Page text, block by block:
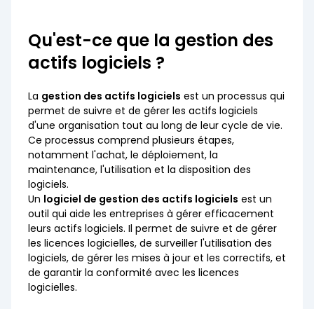
Qu'est-ce que la gestion des
actifs logiciels ?
La gestion des actifs logiciels est un processus qui
permet de suivre et de gérer les actifs logiciels
d'une organisation tout au long de leur cycle de vie.
Ce processus comprend plusieurs étapes,
notamment l'achat, le déploiement, la
maintenance, l'utilisation et la disposition des
logiciels.
Un logiciel de gestion des actifs logiciels est un
outil qui aide les entreprises à gérer efficacement
leurs actifs logiciels. Il permet de suivre et de gérer
les licences logicielles, de surveiller l'utilisation des
logiciels, de gérer les mises à jour et les correctifs, et
de garantir la conformité avec les licences
logicielles.